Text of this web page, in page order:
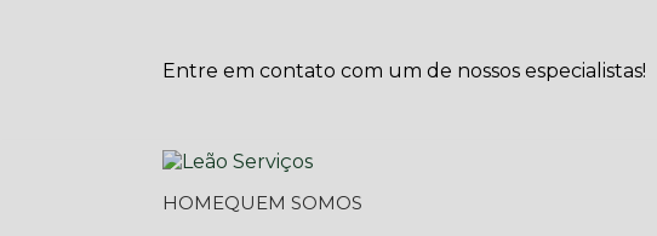
Entre em contato com um de nossos especialistas!
HOME
QUEM SOMOS